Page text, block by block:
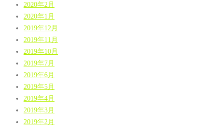
2020年2月
2020年1月
2019年12月
2019年11月
2019年10月
2019年7月
2019年6月
2019年5月
2019年4月
2019年3月
2019年2月